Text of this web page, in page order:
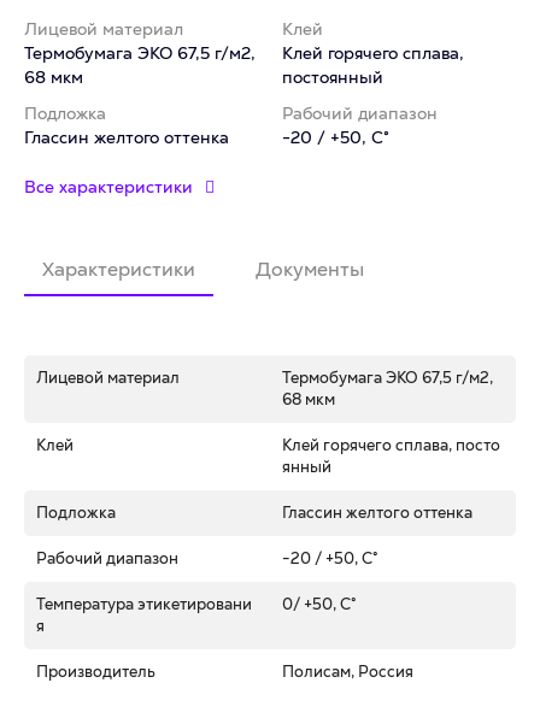
Лицевой материал
Термобумага ЭКО 67,5 г/м2,
68 мкм
Клей
Клей горячего сплава,
постоянный
Подложка
Глассин желтого оттенка
Рабочий диапазон
-20 / +50, C°
Все характеристики
Характеристики Документы
Лицевой материал
Термобумага ЭКО 67,5 г/м2,
68 мкм
Клей
Клей горячего сплава, посто
янный
Подложка Глассин желтого оттенка
Рабочий диапазон -20 / +50, C°
Температура этикетировани
я
0/ +50, C°
Производитель Полисам, Россия